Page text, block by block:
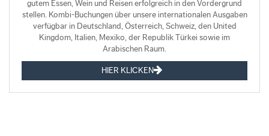
gutem Essen, Wein und Reisen erfolgreich in den Vordergrund
stellen. Kombi-Buchungen über unsere internationalen Ausgaben
verfügbar in Deutschland, Österreich, Schweiz, den United
Kingdom, Italien, Mexiko, der Republik Türkei sowie im
Arabischen Raum.
HIER KLICKEN